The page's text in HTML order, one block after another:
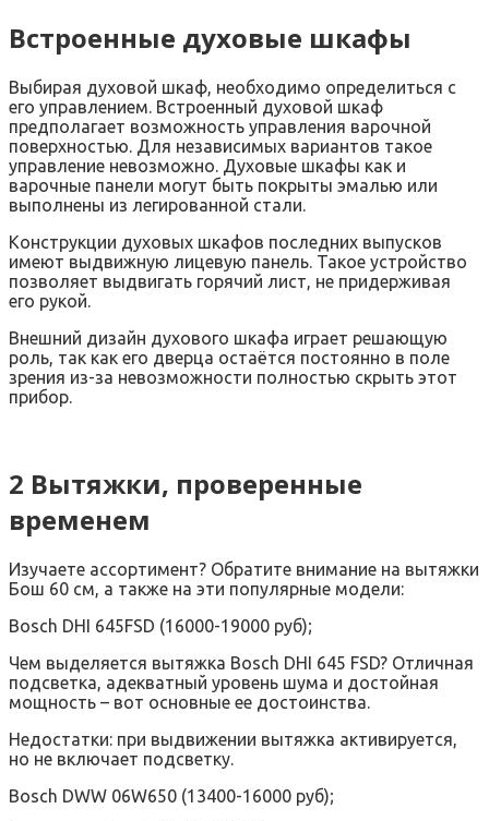
Встроенные духовые шкафы
Выбирая духовой шкаф, необходимо определиться с
его управлением. Встроенный духовой шкаф
предполагает возможность управления варочной
поверхностью. Для независимых вариантов такое
управление невозможно. Духовые шкафы как и
варочные панели могут быть покрыты эмалью или
выполнены из легированной стали.
Конструкции духовых шкафов последних выпусков
имеют выдвижную лицевую панель. Такое устройство
позволяет выдвигать горячий лист, не придерживая
его рукой.
Внешний дизайн духового шкафа играет решающую
роль, так как его дверца остаётся постоянно в поле
зрения из-за невозможности полностью скрыть этот
прибор.
2 Вытяжки, проверенные
временем
Изучаете ассортимент? Обратите внимание на вытяжки
Бош 60 см, а также на эти популярные модели:
Bosch DHI 645FSD (16000-19000 руб);
Чем выделяется вытяжка Bosch DHI 645 FSD? Отличная
подсветка, адекватный уровень шума и достойная
мощность – вот основные ее достоинства.
Недостатки: при выдвижении вытяжка активируется,
но не включает подсветку.
Bosch DWW 06W650 (13400-16000 руб);